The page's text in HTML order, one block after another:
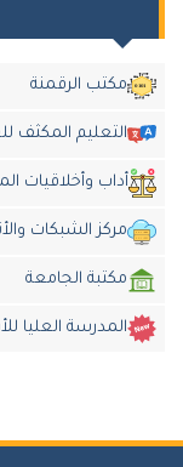
مكتب الرقمنة
التعليم المكثف للغات
وأخلاقيات المهنة
مركز الشبكات والأنظمة
مكتبة الجامعة
المدرسة العليا للأساتذة